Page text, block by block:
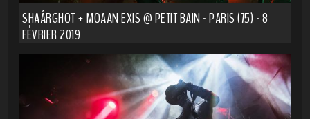
SHAÂRGHOT + MOAAN EXIS @ PETIT BAIN - PARIS (75) - 8
FÉVRIER 2019